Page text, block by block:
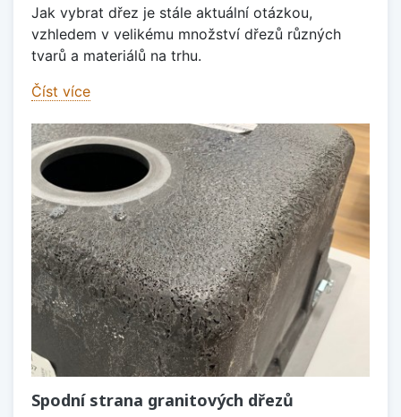
Jak vybrat dřez je stále aktuální otázkou,
vzhledem v velikému množství dřezů různých
tvarů a materiálů na trhu.
Číst více
Spodní strana granitových dřezů